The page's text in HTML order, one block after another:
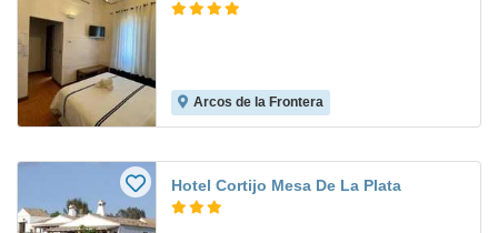
Arcos de la Frontera
Hotel Cortijo Mesa De La Plata